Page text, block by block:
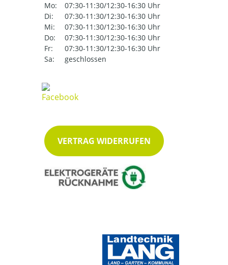
Mo:
07:30-11:30/12:30-16:30 Uhr
Di:
07:30-11:30/12:30-16:30 Uhr
Mi:
07:30-11:30/12:30-16:30 Uhr
Do:
07:30-11:30/12:30-16:30 Uhr
Fr:
07:30-11:30/12:30-16:30 Uhr
Sa:
geschlossen
VERTRAG WIDERRUFEN